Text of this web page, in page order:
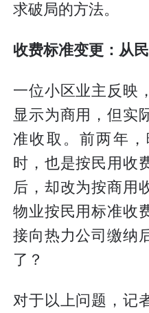
求破局的方法。
收费标准变更：从
一位小区业主反映
显示为商用，但实
准收取。前两年
时，也是按民用收
后，却改为按商用
物业按民用标准收
接向热力公司缴纳
了？
对于以上问题，记